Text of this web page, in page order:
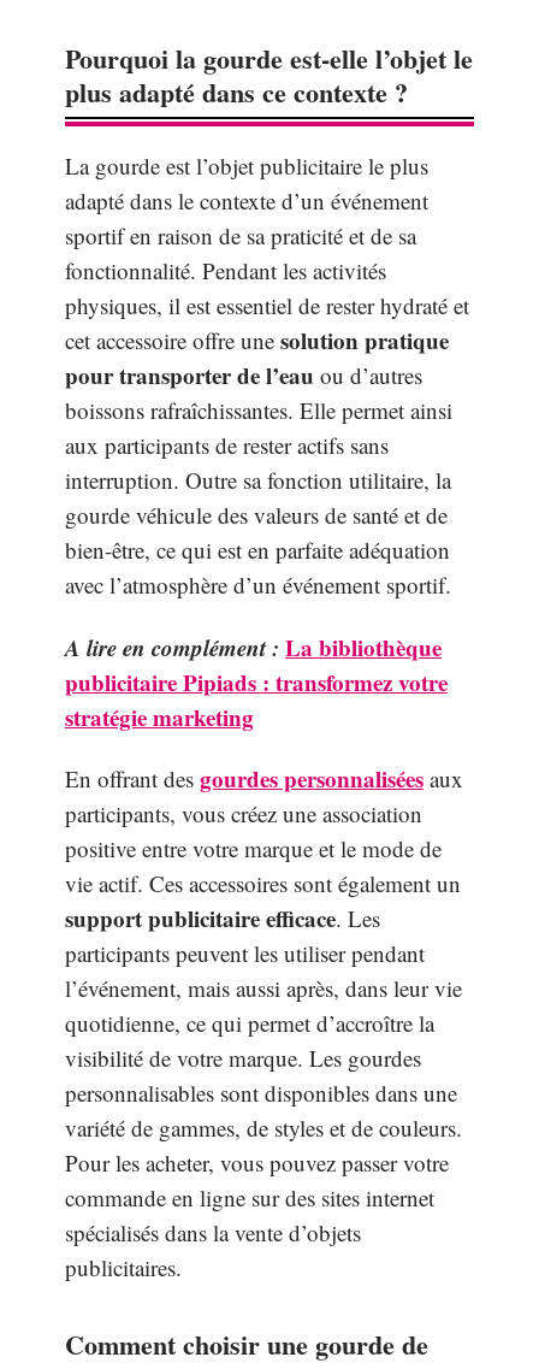
Pourquoi la gourde est-elle l’objet le
plus adapté dans ce contexte ?
La gourde est l’objet publicitaire le plus
adapté dans le contexte d’un événement
sportif en raison de sa praticité et de sa
fonctionnalité. Pendant les activités
physiques, il est essentiel de rester hydraté et
cet accessoire offre une solution pratique
pour transporter de l’eau ou d’autres
boissons rafraîchissantes. Elle permet ainsi
aux participants de rester actifs sans
interruption. Outre sa fonction utilitaire, la
gourde véhicule des valeurs de santé et de
bien-être, ce qui est en parfaite adéquation
avec l’atmosphère d’un événement sportif.
A lire en complément : La bibliothèque
publicitaire Pipiads : transformez votre
stratégie marketing
En offrant des gourdes personnalisées aux
participants, vous créez une association
positive entre votre marque et le mode de
vie actif. Ces accessoires sont également un
support publicitaire efficace. Les
participants peuvent les utiliser pendant
l’événement, mais aussi après, dans leur vie
quotidienne, ce qui permet d’accroître la
visibilité de votre marque. Les gourdes
personnalisables sont disponibles dans une
variété de gammes, de styles et de couleurs.
Pour les acheter, vous pouvez passer votre
commande en ligne sur des sites internet
spécialisés dans la vente d’objets
publicitaires.
Comment choisir une gourde de